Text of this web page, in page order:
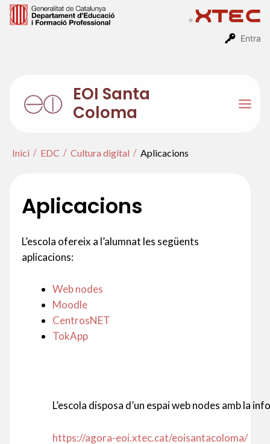
Entra
Vés
EOI Santa
Coloma
Inici EDC Cultura digital Aplicacions
Aplicacions
L’escola ofereix a l’alumnat les següents
aplicacions:
Web nodes
Moodle
CentrosNET
TokApp
L’escola disposa d’un espai web nodes amb la
https://agora-eoi.xtec.cat/eoisantacoloma/